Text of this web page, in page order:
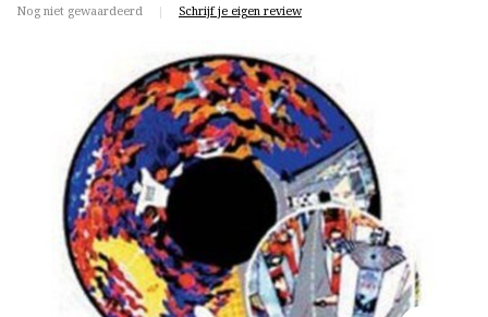
Nog niet gewaardeerd | Schrijf je eigen review